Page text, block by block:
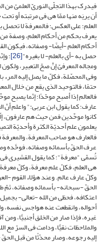
فیدرک بهذا التجلّی النوریّ العلمیّ
أن یریَه منها ممّا هی فی مرتبته أو
العلم؛ على العکس؛ فالمعرفة لا تحصل
یعرف بحکم من أحکام العلم، وصفة
أحکام العلم -أیضًا- وصفاته، فیکون
حصل به -أی بالعلم- لا بغیره"[26] ؛
ومجاله المعرفیّ إنْ صحّ التعبیر، ولکون
وفی المحصّلة، فکلّ ما یصل إلیه
حتمًا، فالتوحید الذی یقع من خلال
فالعالم إذا أصبح موحّدًا؛ إنّما یصبح
عارف؛ کما یقول ابن عربی:" واعلم أنّ
کانوا موحِّدین فمن حیث هم عارفون،
یعلمون علم أحدیّة الکثرة وأحدیّة
فالعارف هو صاحب المعرفة،
عرف الحقّ بأسمائه وصفاته، فوحَّده
تُسمّى "معرفة"؛ کما یقول القشیری فی
هی العلم، فکلّ علم معرفة، وکلّ
وکلّ عارف عالم. وعند هؤلاء القوم -
الحقّ -سبحانه- بأسمائه وصفاته، ثمّ
اعتکافه، فحظی من الله -تعالى-
أحواله، وانقطعت عنه هواجس نفسه،
غیره، فإذا صار من الخلق أجنبیًّا،
والملاحظات نقیًّا، ودامت فی السرّ مع
إلیه رجوعه، وصار محدّثًا من قبل